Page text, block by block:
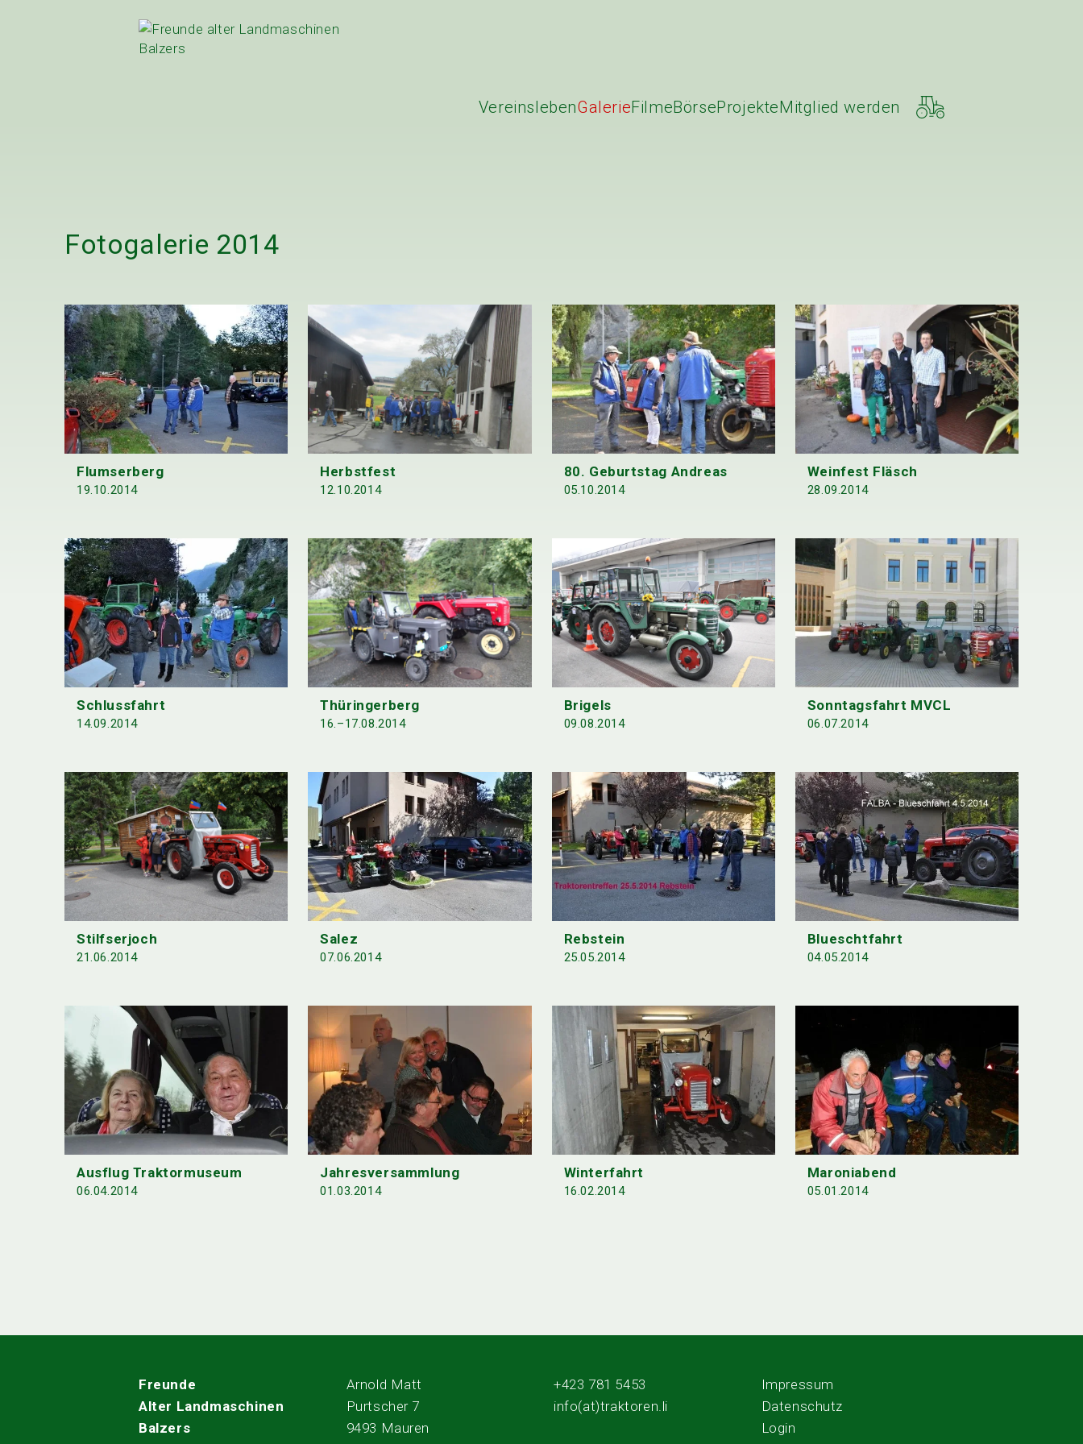
VereinslebenGalerieFilmeBörseProjekteMitglied werden
Fotogalerie 2014
Flumserberg
19.10.2014
Herbstfest
12.10.2014
80. Geburtstag Andreas
05.10.2014
Weinfest Fläsch
28.09.2014
Schlussfahrt
14.09.2014
Thüringerberg
16.–17.08.2014
Brigels
09.08.2014
Sonntagsfahrt MVCL
06.07.2014
Stilfserjoch
21.06.2014
Salez
07.06.2014
Rebstein
25.05.2014
Blueschtfahrt
04.05.2014
Ausflug Traktormuseum
06.04.2014
Jahresversammlung
01.03.2014
Winterfahrt
16.02.2014
Maroniabend
05.01.2014
Freunde
Alter Landmaschinen
Balzers
Arnold Matt
Purtscher 7
9493 Mauren
+423 781 5453
info(at)traktoren.li
Impressum
Datenschutz
Login